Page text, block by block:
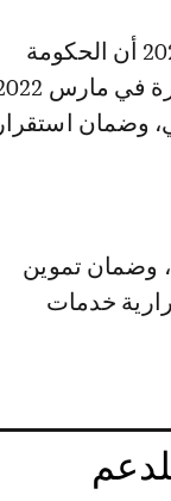
وضمان استقرار
وضمان تموين
خدمات